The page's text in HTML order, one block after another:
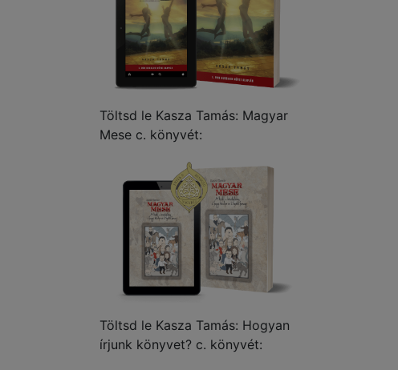
Töltsd le Kasza Tamás: Magyar
Mese c. könyvét:
Töltsd le Kasza Tamás: Hogyan
írjunk könyvet? c. könyvét: